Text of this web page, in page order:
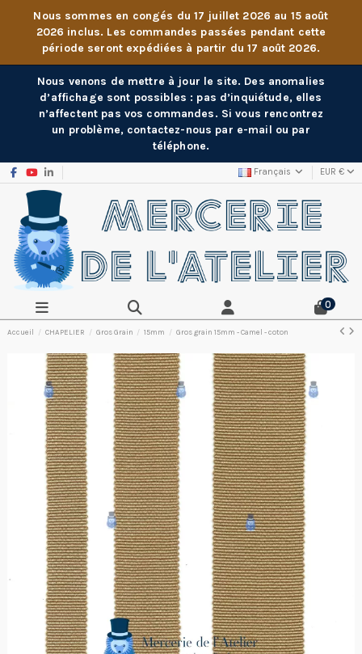
Nous sommes en congés du 17 juillet 2026 au 15 août
2026 inclus. Les commandes passées pendant cette
période seront expédiées à partir du 17 août 2026.
Nous venons de mettre à jour le site. Des anomalies
d’affichage sont possibles : pas d’inquiétude, elles
n’affectent pas vos commandes. Si vous rencontrez
un problème, contactez-nous par e-mail ou par
téléphone.
Français EUR €
0
Accueil CHAPELIER Gros Grain 15mm Gros grain 15mm - Camel - coton